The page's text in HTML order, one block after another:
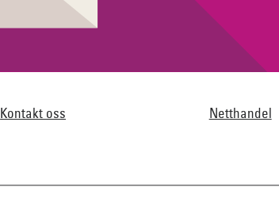
Kontakt oss Netthandel